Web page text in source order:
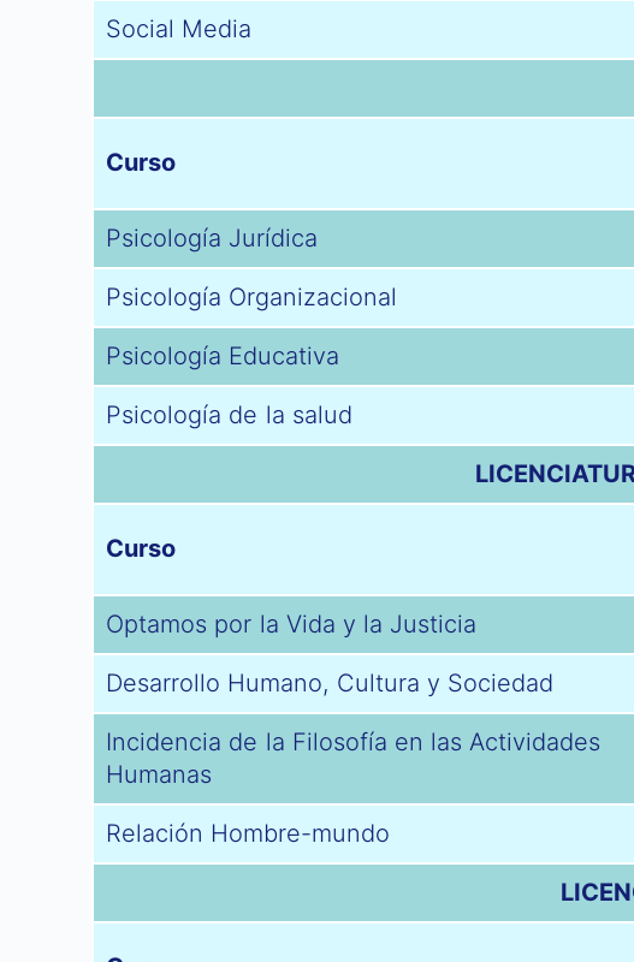
Social Media
Curso
Psicología Jurídica
Psicología Organizacional
Psicología Educativa
Psicología de la salud
Curso
Optamos por la Vida y la Justicia
Desarrollo Humano, Cultura y Sociedad
Incidencia de la Filosofía en las Actividades
Humanas
Relación Hombre-mundo